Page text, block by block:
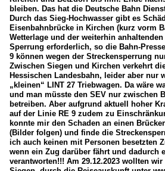
bleiben. Das hat die Deutsche Bahn
Durch das Sieg-Hochwasser gibt es
Eisenbahnbrücke in Kirchen (kurz vorm
Wetterlage und der weiterhin
Sperrung erforderlich, so die Bahn-
9 können wegen der Streckensperrung
Zwischen Siegen und Kirchen verkehrt
Hessischen Landesbahn, leider aber nur
„kleinen“ LINT 27 Triebwagen. Da wäre
und man müsste den SEV nur zwischen
betreiben. Aber aufgrund aktuell hoher
auf der Linie RE 9 zudem zu
konnte mir den Schaden an einen
(Bilder folgen) und finde die
ich auch keinen mit Personen besetzten
wenn ein Zug darüber fährt und dadurch
verantworten!!! Am 29.12.2023 wollten